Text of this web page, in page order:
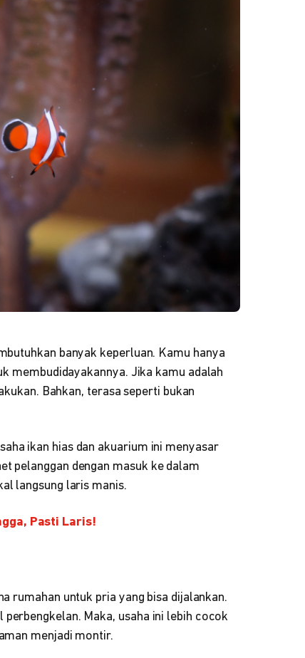
banyak keperluan. Kamu hanya
membudidayakannya. Jika kamu adalah
Bahkan, terasa seperti bukan
ikan hias dan akuarium ini menyasar
pelanggan dengan masuk ke dalam
langsung laris manis.
Pasti Laris!
rumahan untuk pria yang bisa dijalankan.
Maka, usaha ini lebih cocok
menjadi montir.